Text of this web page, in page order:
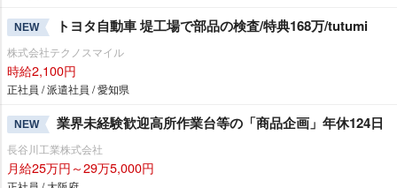
NEW トヨタ自動車 堤工場で部品の検査/特典168万/tutumi
株式会社テクノスマイル
時給2,100円
正社員 / 派遣社員 / 愛知県
NEW 業界未経験歓迎高所作業台等の「商品企画」年休124日
長谷川工業株式会社
月給25万円～29万5,000円